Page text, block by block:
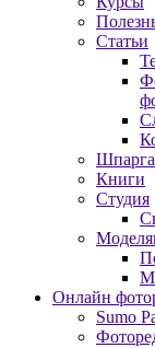
Статьи
Книги
Студия
Онлайн
Sumo